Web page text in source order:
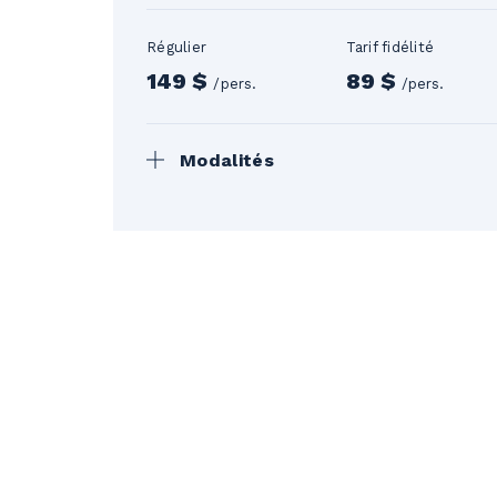
Régulier
149 $/pers.
Tarif fidélité
89 $ /pers.
Modalités